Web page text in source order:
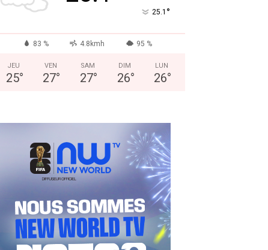
25.1 °
83 % 4.8kmh 95 %
JEU
25°
VEN
27°
SAM
27°
DIM
26°
LUN
26°